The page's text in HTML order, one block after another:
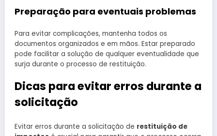
Preparação para eventuais problemas
Para evitar complicações, mantenha todos os
documentos organizados e em mãos. Estar preparado
pode facilitar a solução de qualquer eventualidade que
surja durante o processo de restituição.
Dicas para evitar erros durante a
solicitação
Evitar erros durante a solicitação de restituição de